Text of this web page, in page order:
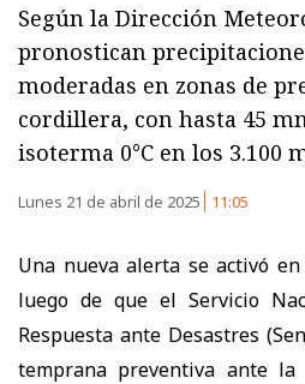
Según la Dirección
pronostican
moderadas en zonas de
cordillera, con hasta 45
isoterma 0°C en los 3.100
Lunes 21 de abril de 2025 11:05
Una nueva alerta se activó
luego de que el Servicio
Respuesta ante Desastres
temprana preventiva ante